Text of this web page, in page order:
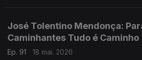
José Tolentino Mendonça:
Caminhantes Tudo é Caminho
Ep. 91
18 mai. 2026